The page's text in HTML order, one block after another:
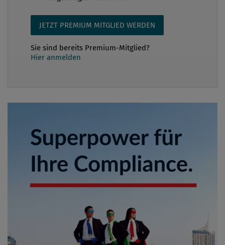
JETZT PREMIUM MITGLIED WERDEN
Sie sind bereits Premium-Mitglied?
Hier anmelden